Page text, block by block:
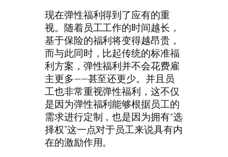
现在弹性福利得到了应有的重
视。随着员工工作的时间越长，
基于保险的福利将变得越昂贵，
而与此同时，比起传统的标准福
利方案，弹性福利并不会花费雇
主更多——甚至还更少。并且员
工也非常重视弹性福利，这不仅
是因为弹性福利能够根据员工的
需求进行定制，也是因为拥有“选
择权”这一点对于员工来说具有内
在的激励作用。